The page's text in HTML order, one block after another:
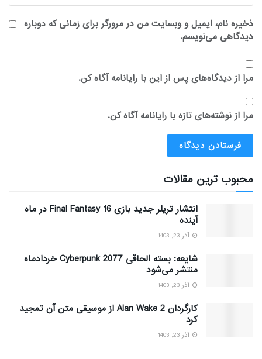
ذخیره نام، ایمیل و وبسایت من در مرورگر برای زمانی که دوباره
دیدگاهی می‌نویسم.
مرا از دیدگاه‌های پس از این با رایانامه آگاه کن.
مرا از نوشته‌های تازه با رایانامه آگاه کن.
محبوب ترین مقالات
انتشار تریلر جدید بازی Final Fantasy 16 در ماه
آینده
آذر 23, 1403
شایعه: بسته الحاقی Cyberpunk 2077 خردادماه
منتشر می‌شود
آذر 23, 1403
کارگردان Alan Wake 2 از موسیقی متن آن تمجید
کرد
آذر 23, 1403